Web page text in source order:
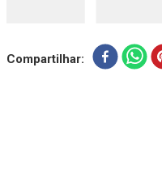
Compartilhar